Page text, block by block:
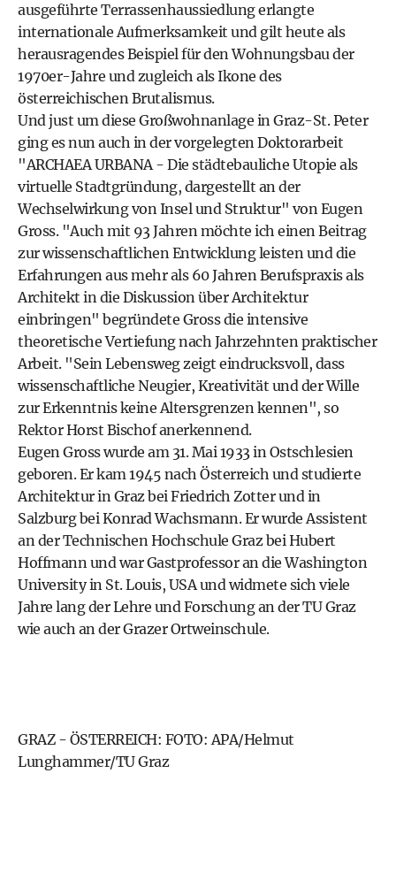
ausgeführte Terrassenhaussiedlung erlangte
internationale Aufmerksamkeit und gilt heute als
herausragendes Beispiel für den Wohnungsbau der
1970er-Jahre und zugleich als Ikone des
österreichischen Brutalismus.
Und just um diese Großwohnanlage in Graz-St. Peter
ging es nun auch in der vorgelegten Doktorarbeit
"ARCHAEA URBANA - Die städtebauliche Utopie als
virtuelle Stadtgründung, dargestellt an der
Wechselwirkung von Insel und Struktur" von Eugen
Gross. "Auch mit 93 Jahren möchte ich einen Beitrag
zur wissenschaftlichen Entwicklung leisten und die
Erfahrungen aus mehr als 60 Jahren Berufspraxis als
Architekt in die Diskussion über Architektur
einbringen" begründete Gross die intensive
theoretische Vertiefung nach Jahrzehnten praktischer
Arbeit. "Sein Lebensweg zeigt eindrucksvoll, dass
wissenschaftliche Neugier, Kreativität und der Wille
zur Erkenntnis keine Altersgrenzen kennen", so
Rektor Horst Bischof anerkennend.
Eugen Gross wurde am 31. Mai 1933 in Ostschlesien
geboren. Er kam 1945 nach Österreich und studierte
Architektur in Graz bei Friedrich Zotter und in
Salzburg bei Konrad Wachsmann. Er wurde Assistent
an der Technischen Hochschule Graz bei Hubert
Hoffmann und war Gastprofessor an die Washington
University in St. Louis, USA und widmete sich viele
Jahre lang der Lehre und Forschung an der TU Graz
wie auch an der Grazer Ortweinschule.
GRAZ - ÖSTERREICH: FOTO: APA/Helmut
Lunghammer/TU Graz